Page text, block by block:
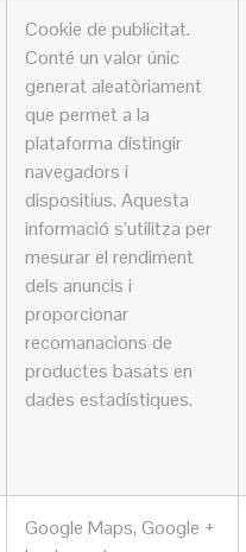
Cookie de publicitat.
Conté un valor únic
generat aleatòriament
que permet a la
plataforma distingir
navegadors i
dispositius. Aquesta
informació s’utilitza per
mesurar el rendiment
dels anuncis i
proporcionar
recomanacions de
productes basats en
dades estadístiques.
Google Maps, Google +